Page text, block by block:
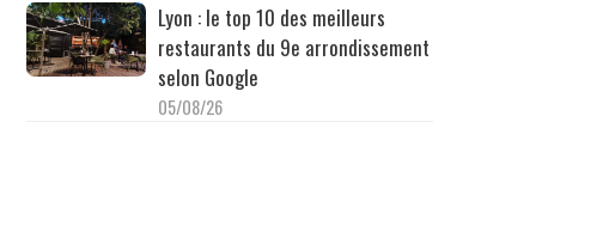
Lyon : le top 10 des meilleurs
restaurants du 9e arrondissement
selon Google
05/08/26